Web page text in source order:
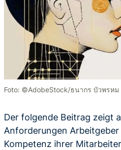
Foto: ©AdobeStock/ธนากร บัวพรหม
Der folgende Beitrag zeigt
Anforderungen
Kompetenz ihrer